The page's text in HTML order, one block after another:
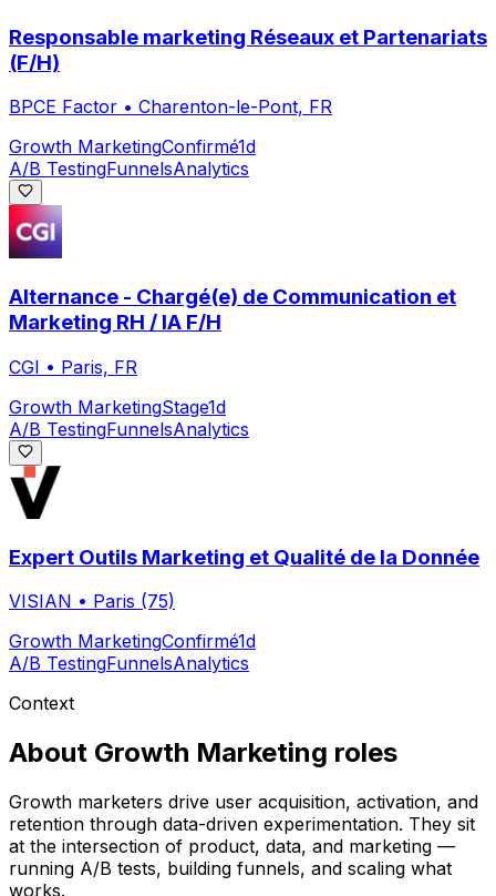
Responsable marketing Réseaux et Partenariats
(F/H)
BPCE Factor • Charenton-le-Pont, FR
Growth MarketingConfirmé1d
A/B TestingFunnelsAnalytics
Alternance - Chargé(e) de Communication et
Marketing RH / IA F/H
CGI • Paris, FR
Growth MarketingStage1d
A/B TestingFunnelsAnalytics
Expert Outils Marketing et Qualité de la Donnée
VISIAN • Paris (75)
Growth MarketingConfirmé1d
A/B TestingFunnelsAnalytics
Context
About Growth Marketing roles
Growth marketers drive user acquisition, activation, and
retention through data-driven experimentation. They sit
at the intersection of product, data, and marketing —
running A/B tests, building funnels, and scaling what
works.